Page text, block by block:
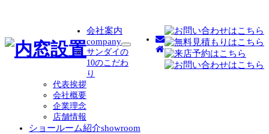
会社案内
company
サ
ブ
展
サンダイの
10のこだわ
り
代表挨拶
会社概要
企業理念
店舗情報
ショールーム紹介showroom